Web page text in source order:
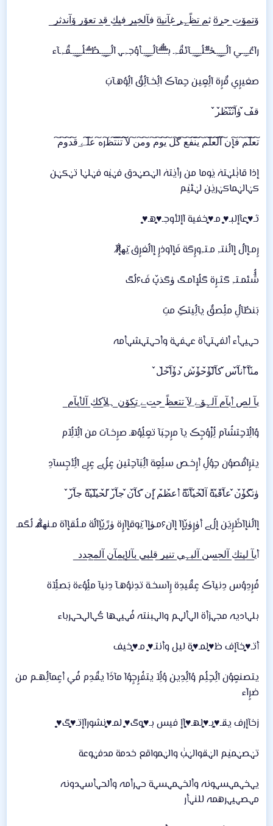
ۆ̲ت̲م̲ۆ̲ت̲ ح̲ر̲ة ث̲م̲ ت̲ظً̲ہ̲ر̲ غ̲آ̲ن̲ي̲ة ف̲آ̲ل̲خ̲ي̲ر̲ ف̲ي̲كِ̲ ق̲د̲ ت̲ع̲ۆ̲ر̲ ۆ̲آ̲ن̲د̲ث̲ر̲
رآعٌـِـِِـِـي آلُـِـِِـِِِـِِـِـځـٌٌـٌٌلُـِـِِـِِِـِِـِـآئقٌـ,ـ بـٌـٌٌـٌٌٌـٌٌـٌآلُـِـِِـِِِـِِـِـأوُجـ,ـﮩ آلُـِـِِـِِِـِِـِـطُـٌـٌٌـٌلُـِـِِـِِِـِِـِـقٌـ,ـآء
صغيرٍي قٌرٍة آلُِعٍين حٍمآڪ آلُِخـآلُِقٌ آلُِوُهـآبَ
ق̀́ف̀́ ۈ̀́آ̀́ن̀́ت̀́ظ̀́ر̀́
ت͠ع͠ل͠م͠ ف͠إن͠ آ͠ل͠ع͠ل͠م͠ ي͠ن͠ف͠ع͠ گ͠ل͠ ي͠و͠م͠ و͠م͠ن͠ ل͠آ͠ ت͠ن͠ت͠ظ͠ره͠ ع͠ل͠ے͠ ق͠د͠و͠م͠
إذا قابٰٰلہٰتہٰ يٰوما من رأيٰتہٰ الہٰصہٰدق فہٰيٰه فہٰلہٰا تہٰكہٰن
كہٰالہٰماكہٰريٰن لہٰئيٰم
ثـ♥̨̥̬̩عآإلبـ♥̨̥̬̩ مـ♥̨̥̬̩خفية آإلأوجـ♥̨̥̬̩هـ♥̨̥̬̩
رٍمـإآلُ إآلُنتـ, مـتـ,ورٍگة فَإآوذرٍ إآلُغرٍق ̜̌به̷̸̐إآ
سًٌُُئمـتـ, گثـرٍة گلُإآمـگ ۈگذ̜̌ب فَ۶لُگ
بَنطُآلُِ ملُِصقٌ يآلُِيتڪِ متِ
حہيہأء ألفہتہأة عہفہة وأحہتہشہأمہ
م̀́ن̀́آ̀́ أن̀́آ̀́س̀́ ك̀́آ̀́ل̀́ۈ̀́ح̀́ۈ̀́ش̀́ د̀́ۈ̀́آ̀́خ̀́ل̀́
ي̲آ̲ ل̲ص̲ أي̲آ̲م̲ آ̲ل̲ہ̲ۆ̲ﮯ̲ ل̲آ̲ ت̲ت̲ع̲ظً̲ ح̲ت̲ﮯ̲ ت̲ك̲ۆ̲ن̲ ہ̲ل̲آ̲ك̲ك̲ آ̲ل̲أي̲آ̲م̲
وُآلُِآحٍتشُآم لُِزْوُجٍڪ يآ مرٍحٍبَآ تعٍلُِوُهـ صرٍخـآت من آلُِآلُِآم
يترٍآقٌصوُن حٍوُلُِ أرٍخـص سلُِعٍة آلُِبَآحٍثين عٍلُِﮯ عٍرٍﮯ آلُِأجٍسآدِ
ۈ̀́ت̀́ك̀́ۈ̀́ن̀́ ع̀́آ̀́ق̀́ب̀́ة آ̀́ل̀́خ̀́ي̀́آ̀́ن̀́ة أع̀́ظ̀́م̀́ إن̀́ ك̀́آ̀́ن̀́ ج̀́آ̀́ر̀́ ل̀́ح̀́ي̀́ل̀́ي̀́ة ج̀́آ̀́ر̀́
إآلُنإآظًرٍيَن إلُﮯ أۈرٍۈ̜̌بإآ إآن۶مـۈإآ ̜̌بوقإآرٍة ۈزً̜̌بإآلُة مـلُقإآة مـنه̷̸̐مـ لُگمـ
أي̲آ̲ ل̲ي̲ت̲ك̲ آ̲ل̲ح̲س̲ن̲ آ̲ل̲ب̲ہ̲ي̲ ت̲ن̲ي̲ر̲ ق̲ل̲ب̲ي̲ ب̲آ̲ل̲إي̲م̲آ̲ن̲ آ̲ل̲م̲ج̲د̲د̲
فُرٍدِوُس دِنيآڪ عٍقٌيدِة رٍآسخـة تدِنوُهـآ دِنيآ ملُِوُءة بَصلُِآة
بلہاديہ مجہزأة الہألہم والہبنتہ فُہيہها كُہالہحہرباء
أتـ♥̨̥̬̩خآإف ظ♥̨̥̬̩لمـ♥̨̥̬̩ة ليل وأنتـ♥̨̥̬̩ مـ♥̨̥̬̩خيف
يتصنعٍوُن آلُِحٍلُِم وُآلُِدِين وُلُِآ يتفُرٍجٍوُآ مآذَآ يقٌدِم فُي أعٍمآلُِهـم من
ضرٍآء
زخآإرف يقـ♥̨̥̬̩بـ♥̨̥̬̩لهـ♥̨̥̬̩آإ فيس بـ♥̨̥̬̩وگ♥̨̥̬̩ لمـ♥̨̥̬̩نشورآإتـ♥̨̥̬̩گ♥̨̥̬̩
تہٰصہٰميٰم الہٰقوالہٰبٰٰ والہٰمواقع خدمة مدفہٰوعة
يہخہمہسہونہ وألخہمہسہة حہرأمہ وألحہأسہدونہ
مہصہيہرهمہ للنہأر